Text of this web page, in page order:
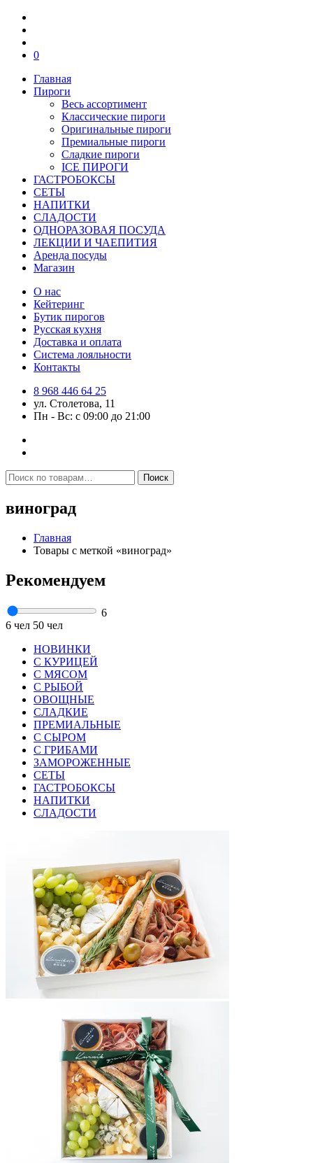
0
Главная
Пироги
Весь ассортимент
Классические пироги
Оригинальные пироги
Премиальные пироги
Сладкие пироги
ICE ПИРОГИ
ГАСТРОБОКСЫ
СЕТЫ
НАПИТКИ
СЛАДОСТИ
ОДНОРАЗОВАЯ ПОСУДА
ЛЕКЦИИ И ЧАЕПИТИЯ
Аренда посуды
Магазин
О нас
Кейтеринг
Бутик пирогов
Русская кухня
Доставка и оплата
Система лояльности
Контакты
8 968 446 64 25
ул. Столетова, 11
Пн - Вс: с 09:00 до 21:00
Искать: Поиск
виноград
Главная
Товары с меткой «виноград»
Рекомендуем
6
6 чел 50 чел
НОВИНКИ
С КУРИЦЕЙ
С МЯСОМ
С РЫБОЙ
ОВОЩНЫЕ
СЛАДКИЕ
ПРЕМИАЛЬНЫЕ
С СЫРОМ
С ГРИБАМИ
ЗАМОРОЖЕННЫЕ
СЕТЫ
ГАСТРОБОКСЫ
НАПИТКИ
СЛАДОСТИ